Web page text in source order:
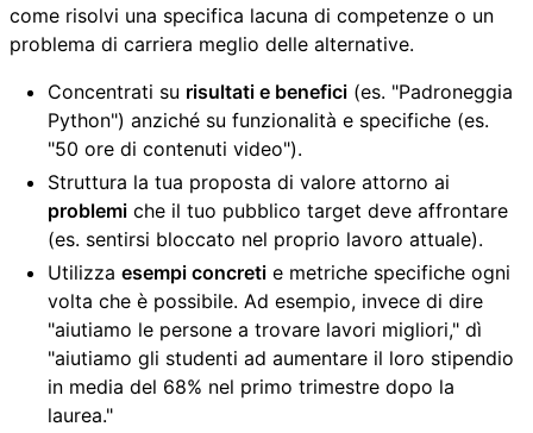
come risolvi una specifica lacuna di competenze o un
problema di carriera meglio delle alternative.
Concentrati su risultati e benefici (es. "Padroneggia
Python") anziché su funzionalità e specifiche (es.
"50 ore di contenuti video").
Struttura la tua proposta di valore attorno ai
problemi che il tuo pubblico target deve affrontare
(es. sentirsi bloccato nel proprio lavoro attuale).
Utilizza esempi concreti e metriche specifiche ogni
volta che è possibile. Ad esempio, invece di dire
"aiutiamo le persone a trovare lavori migliori," dì
"aiutiamo gli studenti ad aumentare il loro stipendio
in media del 68% nel primo trimestre dopo la
laurea."